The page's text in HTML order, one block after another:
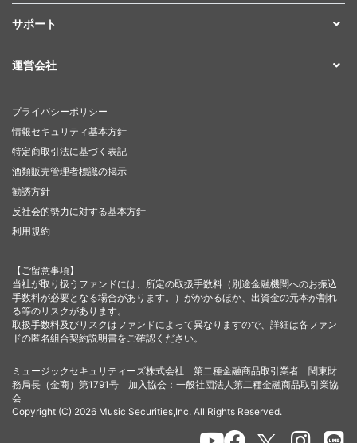
サポート
運営会社
プライバシーポリシー
情報セキュリティ基本方針
特定商取引法に基づく表記
酒類販売管理者標識の掲示
勧誘方針
反社会的勢力に対する基本方針
利用規約
【ご留意事項】
当社が取り扱うファンドには、所定の取扱手数料（別途金融機関へのお振込
手数料が必要となる場合があります。）がかかるほか、出資金の元本が割れ
る等のリスクがあります。
取扱手数料及びリスクはファンドによって異なりますので、詳細は各ファン
ドの匿名組合契約説明書をご確認ください。
ミュージックセキュリティーズ株式会社 第二種金融商品取引業者 関東財
務局長（金商）第1791号 加入協会：一般社団法人第二種金融商品取引業協
会
Copyright (C) 2026 Music Securities,Inc. All Rights Reserved.